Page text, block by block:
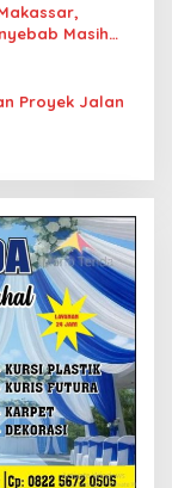
Masih
Proyek Jalan